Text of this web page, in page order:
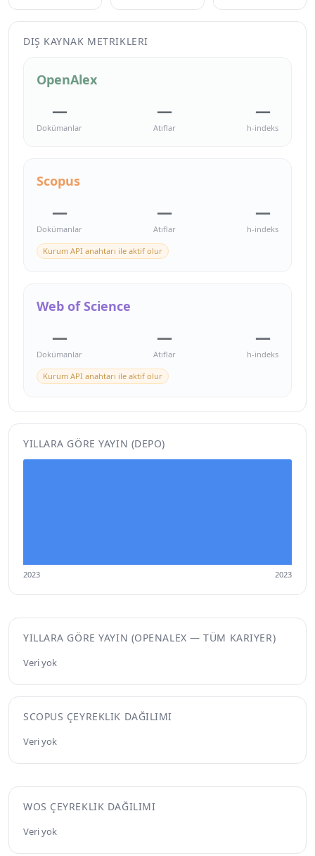
DIŞ KAYNAK METRIKLERI
OpenAlex
—
Dokümanlar
—
Atıflar
—
h-indeks
Scopus
—
Dokümanlar
—
Atıflar
—
h-indeks
Kurum API anahtarı ile aktif olur
Web of Science
—
Dokümanlar
—
Atıflar
—
h-indeks
Kurum API anahtarı ile aktif olur
YILLARA GÖRE YAYIN (DEPO)
2023 2023
YILLARA GÖRE YAYIN (OPENALEX — TÜM KARIYER)
Veri yok
SCOPUS ÇEYREKLIK DAĞILIMI
Veri yok
WOS ÇEYREKLIK DAĞILIMI
Veri yok